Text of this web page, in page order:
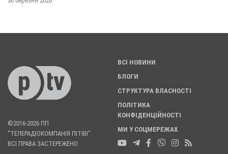
©2016-2026 ПП
"ТЕЛЕРАДІОКОМПАНІЯ ПІТІВІ".
ВСІ ПРАВА ЗАСТЕРЕЖЕНО
ВСІ НОВИНИ
БЛОГИ
СТРУКТУРА ВЛАСНОСТІ
ПОЛІТИКА
КОНФІДЕНЦІЙНОСТІ
МИ У СОЦМЕРЕЖАХ